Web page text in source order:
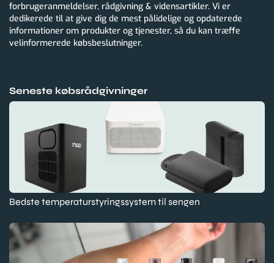
forbrugeranmeldelser, rådgivning & vidensartikler. Vi er
dedikerede til at give dig de mest pålidelige og opdaterede
informationer om produkter og tjenester, så du kan træffe
velinformerede købsbeslutninger.
Seneste købsrådgivninger
Bedste temperaturstyringssystem til sengen